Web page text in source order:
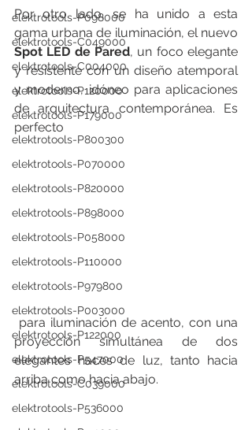
elektrotools-P098000
elektrotools-C049000
elektrotools-C004000
elektrotools-P120000
elektrotools-P179000
elektrotools-P800300
elektrotools-P070000
elektrotools-P820000
elektrotools-P898000
elektrotools-P058000
elektrotools-P110000
elektrotools-P979800
elektrotools-P003000
elektrotools-P122000
elektrotools-P547000
elektrotools-C039000
elektrotools-P536000
Por otro lado, se ha unido a esta
Spot LED de Pared, un foco elegante
y resistente con un diseño atemporal
y moderno, idóneo para aplicaciones
de arquitectura contemporánea. Es
perfecto
proyección simultánea de dos
elegantes haces de luz, tanto hacia
arriba como hacia abajo.